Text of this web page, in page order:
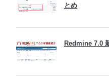
とめ
Redmine 7.0